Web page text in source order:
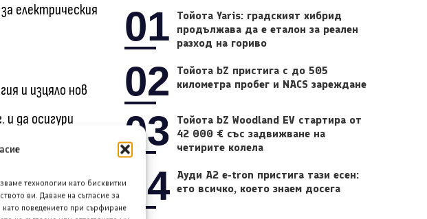
технологии като бисквитки
ви. Даване на съгласие за
поведението при сърфиране
електрическия
и изцяло нов
да осигури
превозни
01
Тойота Yaris: градският хибрид
продължава да е еталон за реален
разход на гориво
02
Тойота bZ пристига с до 505
километра пробег и NACS зареждане
03
Тойота bZ Woodland EV стартира от
42 000 € със задвижване на
четирите колела
04 Ауди A2 e-tron пристига тази есен:
ето всичко, което знаем досега